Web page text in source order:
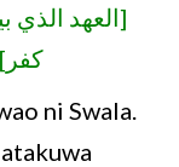
[العهد الذي
ni Swala.